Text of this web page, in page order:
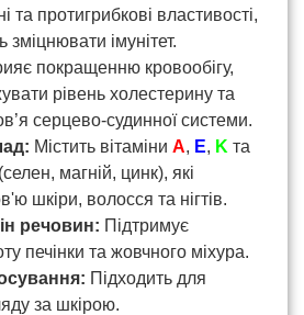
та протигрибкові властивості,
імунітет.
покращенню кровообігу,
рівень холестерину та
серцево-судинної системи.
Містить вітаміни A, E, K та
магній, цинк), які
шкіри, волосся та нігтів.
речовин: Підтримує
печінки та жовчного міхура.
Підходить для
за шкірою.